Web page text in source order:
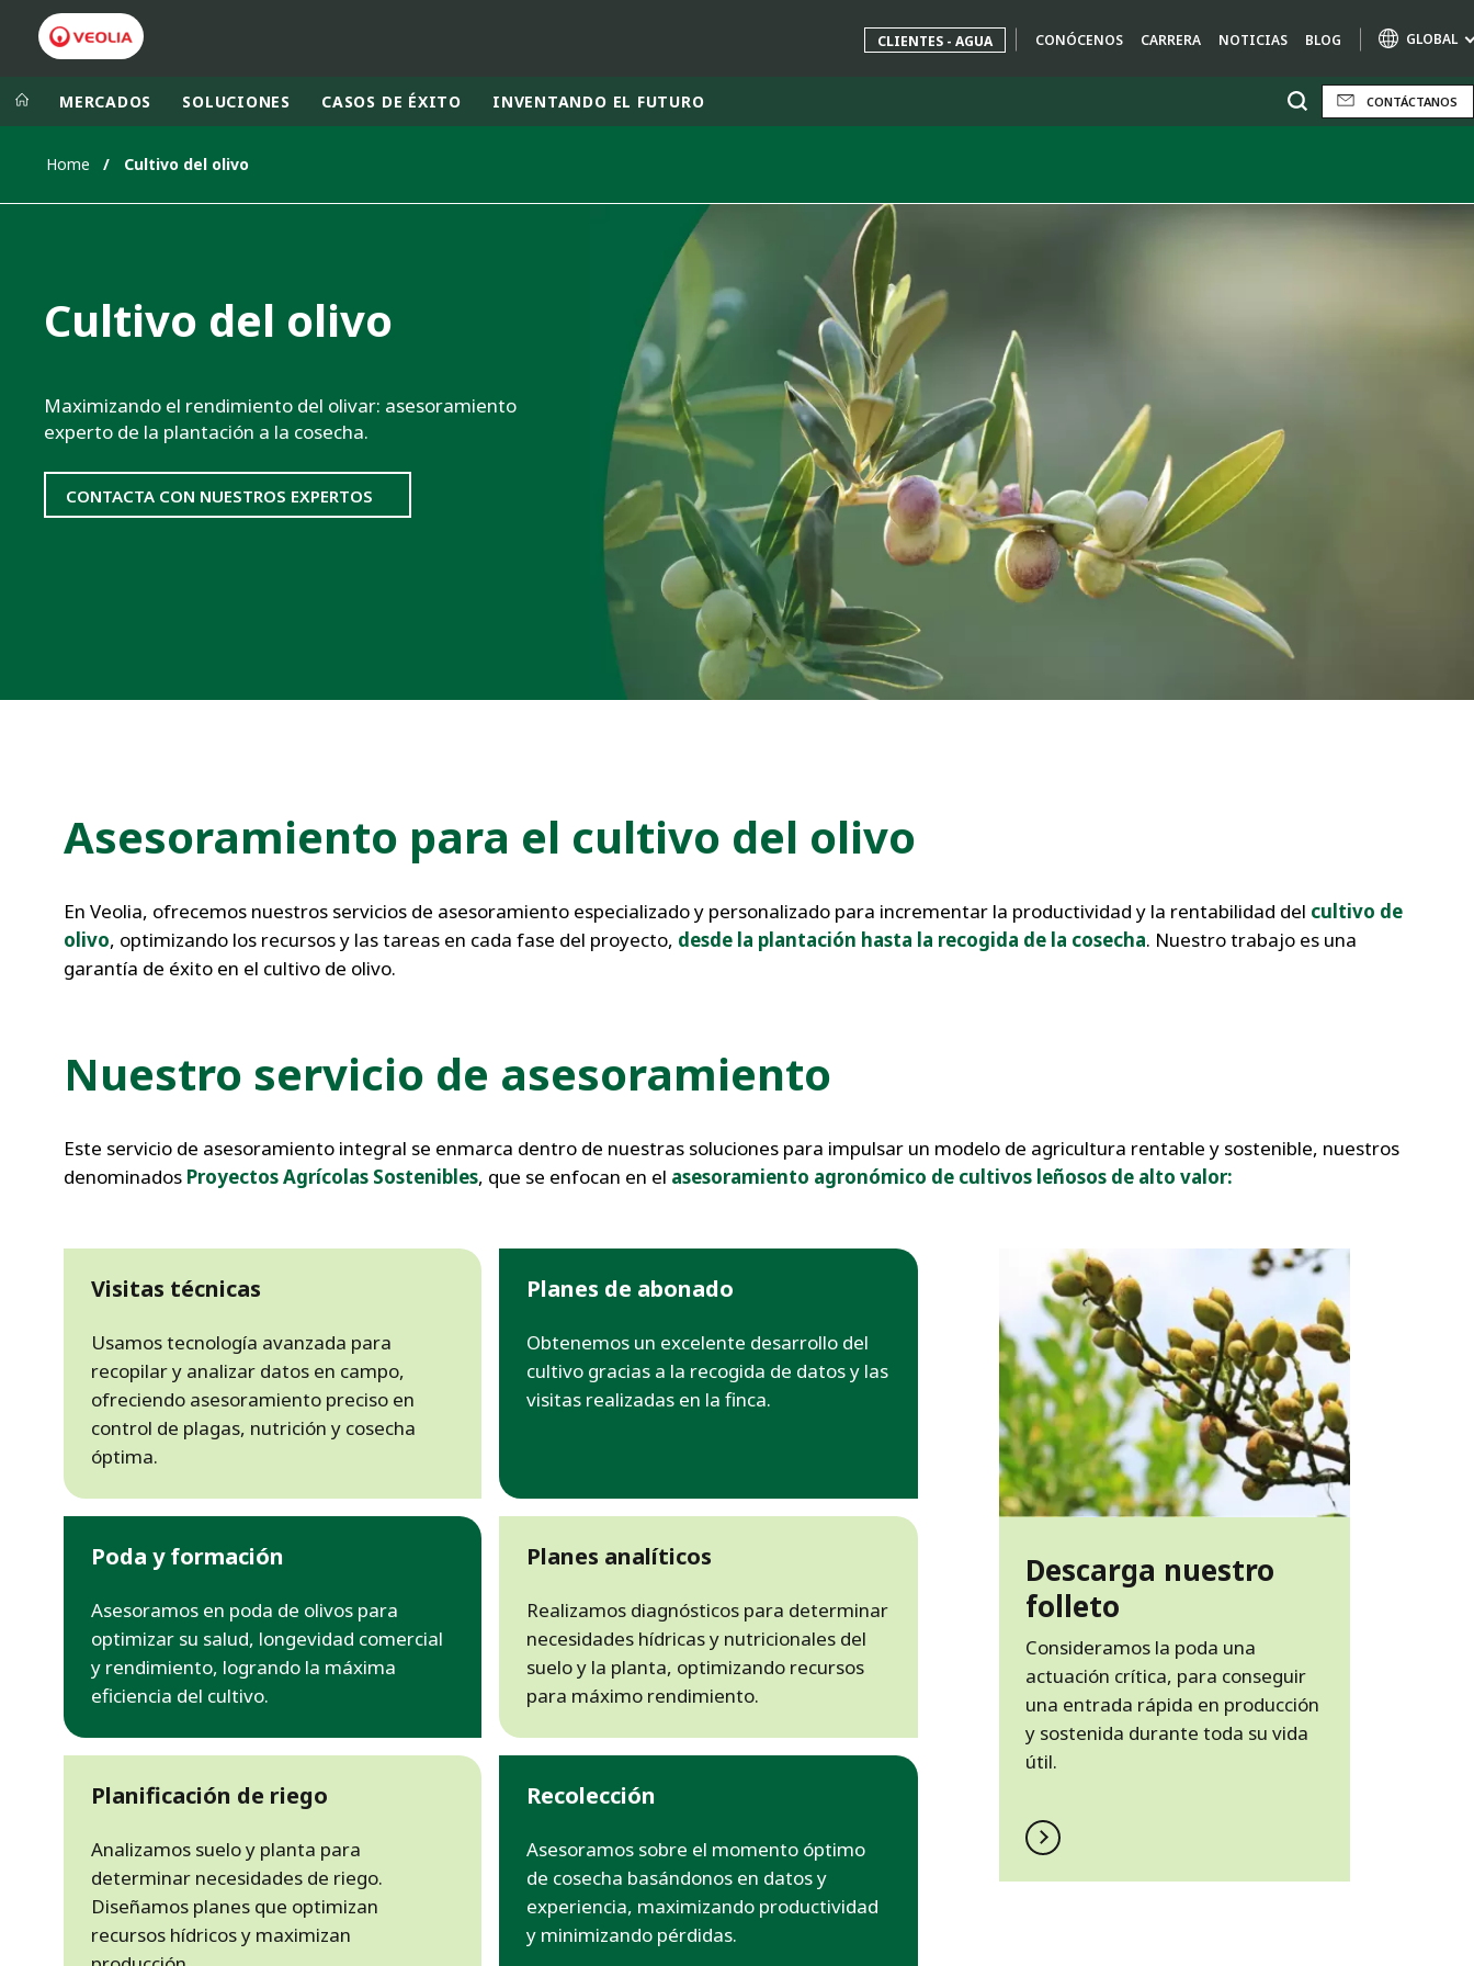
CLIENTES - AGUA CONÓCENOS CARRERA NOTICIAS BLOG GLOBAL
Grupo Veolia
FUNDACIÓN
ÁFRICA Y ORIENTE MEDIO
ÁSIA
OFIS
SEDE BENELUX
VEOLIA AGRICULTURE
WATER TECHNOLOGIES
MERCADOS SOLUCIONES CASOS DE ÉXITO INVENTANDO EL FUTURO CONTÁCTANOS
Home Cultivo del olivo
Cultivo del olivo
Maximizando el rendimiento del olivar: asesoramiento
experto de la plantación a la cosecha.
CONTACTA CON NUESTROS EXPERTOS
Asesoramiento para el cultivo del olivo
En Veolia, ofrecemos nuestros servicios de asesoramiento especializado y personalizado para incrementar la productividad y la rentabilidad del cultivo de
olivo, optimizando los recursos y las tareas en cada fase del proyecto, desde la plantación hasta la recogida de la cosecha. Nuestro trabajo es una
garantía de éxito en el cultivo de olivo.
Nuestro servicio de asesoramiento
Este servicio de asesoramiento integral se enmarca dentro de nuestras soluciones para impulsar un modelo de agricultura rentable y sostenible, nuestros
denominados Proyectos Agrícolas Sostenibles, que se enfocan en el asesoramiento agronómico de cultivos leñosos de alto valor:
Visitas técnicas
Usamos tecnología avanzada para
recopilar y analizar datos en campo,
ofreciendo asesoramiento preciso en
control de plagas, nutrición y cosecha
óptima.
Planes de abonado
Obtenemos un excelente desarrollo del
cultivo gracias a la recogida de datos y las
visitas realizadas en la finca.
Poda y formación
Asesoramos en poda de olivos para
optimizar su salud, longevidad comercial
y rendimiento, logrando la máxima
eficiencia del cultivo.
Planes analíticos
Realizamos diagnósticos para determinar
necesidades hídricas y nutricionales del
suelo y la planta, optimizando recursos
para máximo rendimiento.
Planificación de riego
Analizamos suelo y planta para
determinar necesidades de riego.
Diseñamos planes que optimizan
recursos hídricos y maximizan
Recolección
Asesoramos sobre el momento óptimo
de cosecha basándonos en datos y
experiencia, maximizando productividad
y minimizando pérdidas.
Descarga nuestro
folleto
Consideramos la poda una
actuación crítica, para conseguir
una entrada rápida en producción
y sostenida durante toda su vida
útil.